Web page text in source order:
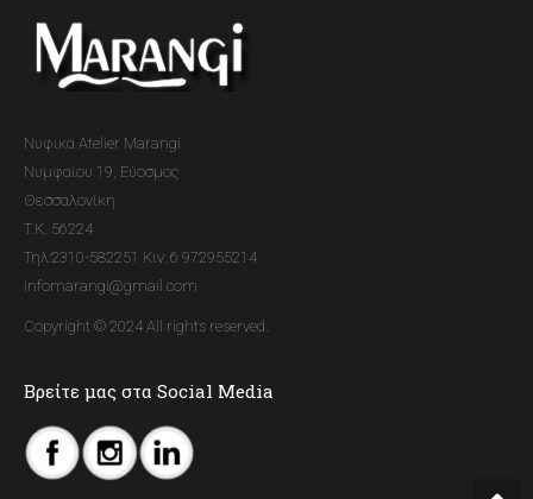
Νυφικα Atelier Marangi
Νυμφαίου 19, Εύοσμος
Θεσσαλονίκη
T.K. 56224
Τηλ:2310-582251 Κιν: 6 972955214
infomarangi@gmail.com
Copyright © 2024 All rights reserved.
Βρείτε μας στα Social Media